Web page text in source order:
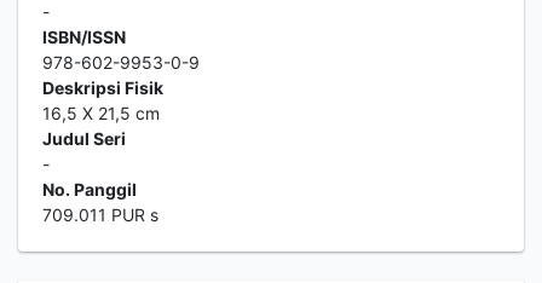
-
ISBN/ISSN
978-602-9953-0-9
Deskripsi Fisik
16,5 X 21,5 cm
Judul Seri
-
No. Panggil
709.011 PUR s